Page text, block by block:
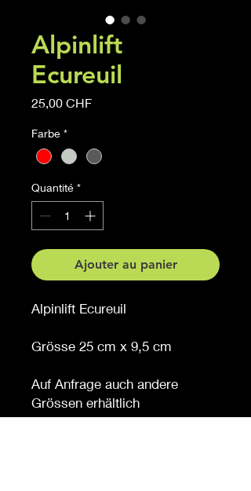
Alpinlift
Ecureuil
25,00 CHFPrix
Farbe *
Quantité *
Ajouter au panier
Alpinlift Ecureuil
Grösse 25 cm x 9,5 cm
Auf Anfrage auch andere
Grössen erhältlich
Möchten Sie eine andere